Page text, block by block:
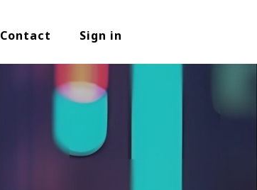
Contact Sign in